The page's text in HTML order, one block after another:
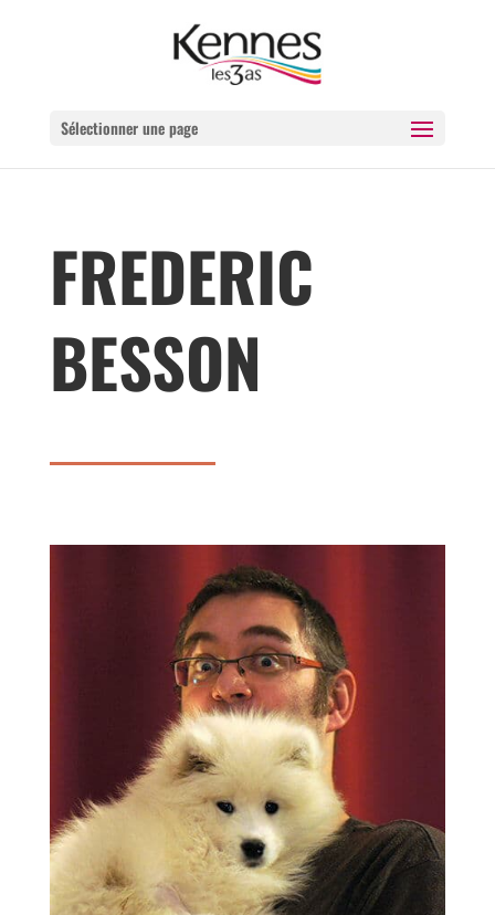
Sélectionner une page
FREDERIC
BESSON